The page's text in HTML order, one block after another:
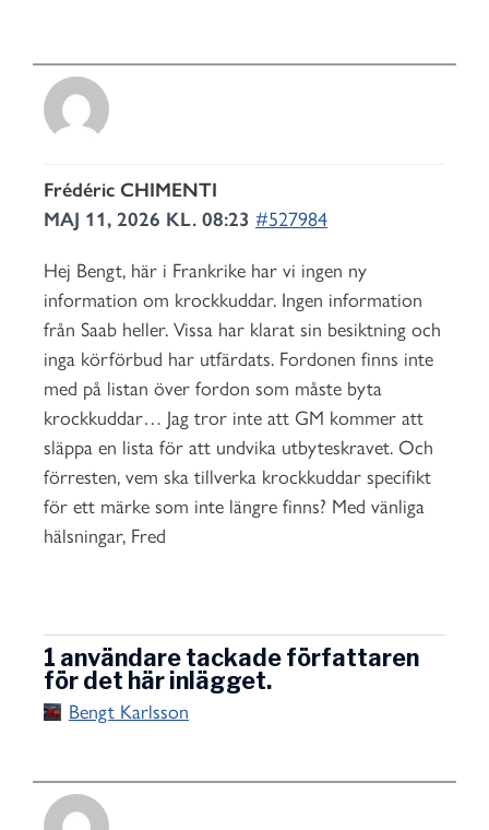
Frédéric CHIMENTI
MAJ 11, 2026 KL. 08:23 #527984
Hej Bengt, här i Frankrike har vi ingen ny
information om krockkuddar. Ingen information
från Saab heller. Vissa har klarat sin besiktning och
inga körförbud har utfärdats. Fordonen finns inte
med på listan över fordon som måste byta
krockkuddar… Jag tror inte att GM kommer att
släppa en lista för att undvika utbyteskravet. Och
förresten, vem ska tillverka krockkuddar specifikt
för ett märke som inte längre finns? Med vänliga
hälsningar, Fred
1 användare tackade författaren
för det här inlägget.
Bengt Karlsson